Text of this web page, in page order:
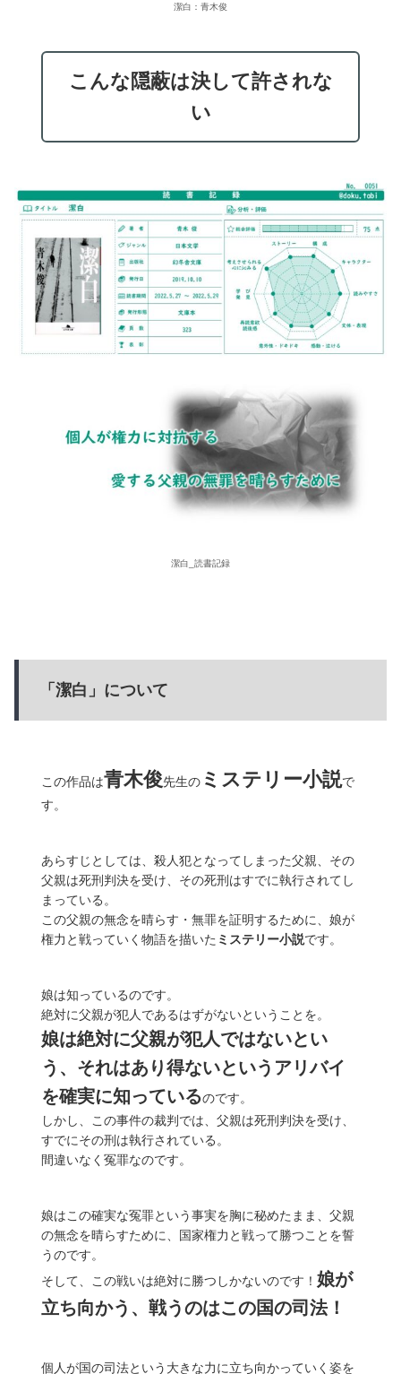
潔白：青木俊
こんな隠蔽は決して許されな
い
潔白_読書記録
「潔白」について
この作品は青木俊先生の ミステリー小説で
す。
あらすじとしては、殺人犯となってしまった父親、その
父親は死刑判決を受け、その死刑はすでに執行されてし
まっている。
この父親の無念を晴らす・無罪を証明するために、娘が
権力と戦っていく物語を描いた ミステリー小説です。
娘は知っているのです。
絶対に父親が犯人であるはずがないということを。
娘は絶対に父親が犯人ではないとい
う、それはあり得ないというアリバイ
を確実に知っているのです。
しかし、この事件の裁判では、父親は死刑判決を受け、
すでにその刑は執行されている。
間違いなく冤罪なのです。
娘はこの確実な冤罪という事実を胸に秘めたまま、父親
の無念を晴らすために、国家権力と戦って勝つことを誓
うのです。
そして、この戦いは絶対に勝つしかないのです！ 娘が
立ち向かう、戦うのはこの国の司法！
個人が国の司法という大きな力に立ち向かっていく姿を